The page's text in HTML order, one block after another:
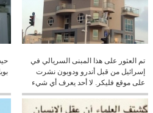
تم العثور على هذا المبنى السريالي في
إسرائيل من قبل أندرو ودوبون نشرت
على موقع فليكر. لا أحد يعرف أي شيء
عن هذا المبنى أو المهندس المعماري؟
كنا نحب أن تشارك أكثر من عملهم